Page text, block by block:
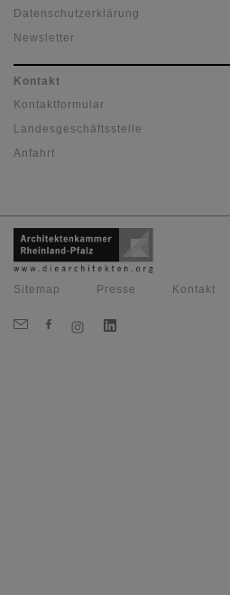
Datenschutzerklärung
Newsletter
Kontakt
Kontaktformular
Landesgeschäftsstelle
Anfahrt
Sitemap Presse Kontakt